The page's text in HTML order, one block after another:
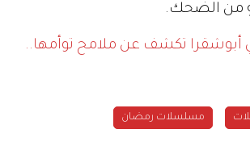
من الضحك.
أبوشقرا تكشف عن ملامح توأمها..
مسلسلات رمضان